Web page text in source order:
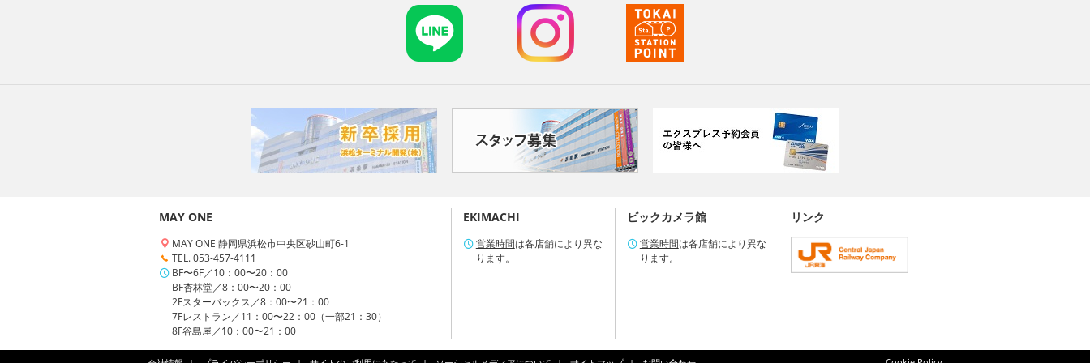
MAY ONE
MAY ONE 静岡県浜松市中央区砂山町6-1
TEL. 053-457-4111
BF〜6F／10：00〜20：00
BF杏林堂／8：00〜20：00
2Fスターバックス／8：00〜21：00
7Fレストラン／11：00〜22：00（一部21：30）
8F谷島屋／10：00〜21：00
EKIMACHI
営業時間は各店舗により異な
ります。
ビックカメラ館
営業時間は各店舗により異な
ります。
リンク